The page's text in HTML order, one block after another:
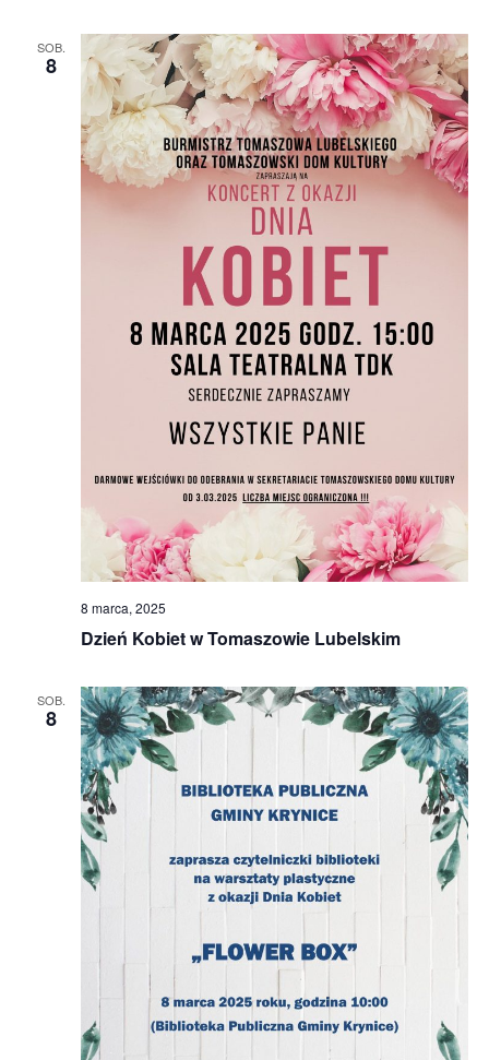
SOB.
8
Dzień Kobiet w Tomaszowie Lubelskim
8 marca, 2025
SOB.
8